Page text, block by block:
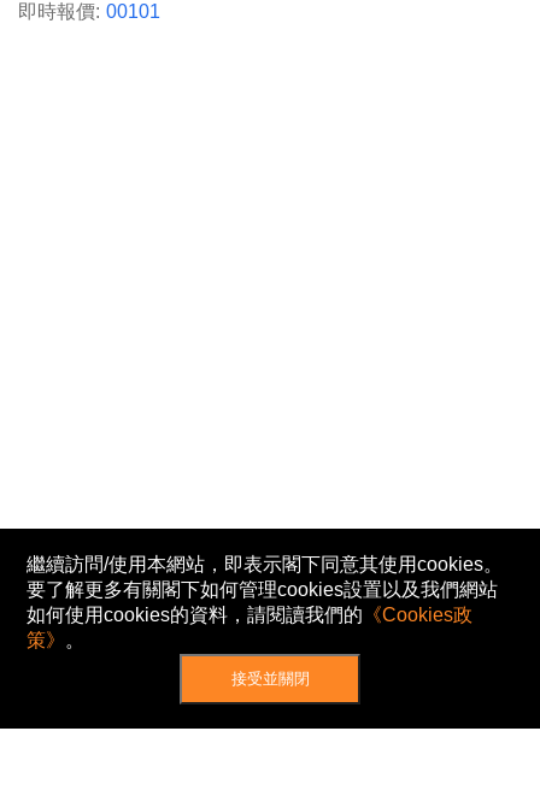
即時報價: 00101
繼續訪問/使用本網站，即表示閣下同意其使用cookies。
要了解更多有關閣下如何管理cookies設置以及我們網站
如何使用cookies的資料，請閱讀我們的 《Cookies政
策》 。
接受並關閉